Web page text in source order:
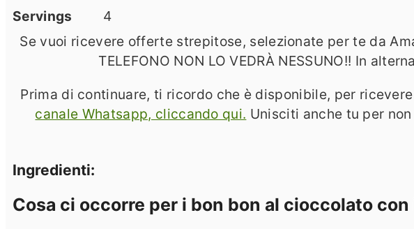
Servings
4
Se vuoi ricevere offerte strepitose, selezionate per te da
TELEFONO NON LO VEDRÀ NESSUNO!! In
Prima di continuare, ti ricordo che è disponibile, per
canale Whatsapp, cliccando qui. Unisciti anche tu per non
Ingredienti:
Cosa ci occorre per i bon bon al cioccolato con